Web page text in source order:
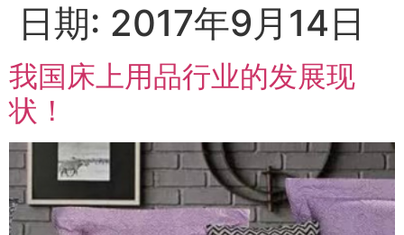
日期: 2017年9月14日
我国床上用品行业的发展现
状！